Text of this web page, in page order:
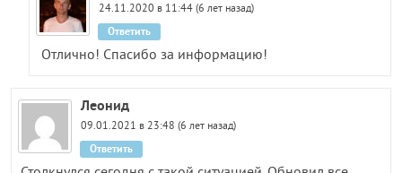
24.11.2020 в 11:44 (6 лет назад)
Отлично! Спасибо за информацию!
Ответить
Леонид
09.01.2021 в 23:48 (6 лет назад)
Ответить